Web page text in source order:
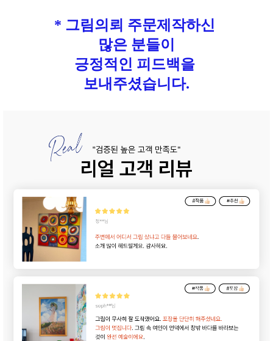
* 그림의뢰 주문제작하신
많은 분들이
긍정적인 피드백을
보내주셨습니다.